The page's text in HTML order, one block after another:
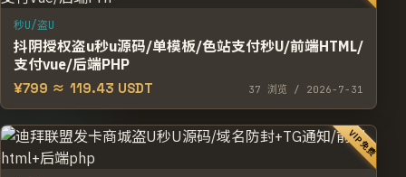
秒U/盗U
抖阴授权盗u秒u源码/单模板/色站支付秒U/前端HTML/
支付vue/后端PHP
¥799 ≈ 119.43 USDT 37 浏览 / 2026-7-31
VIP免费